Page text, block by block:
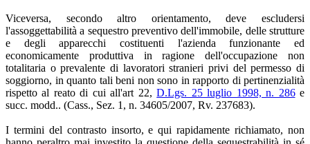
Viceversa, secondo altro orientamento, deve escludersi
l'assoggettabilità a sequestro preventivo dell'immobile, delle strutture
e degli apparecchi costituenti l'azienda funzionante ed
economicamente produttiva in ragione dell'occupazione non
totalitaria o prevalente di lavoratori stranieri privi del permesso di
soggiorno, in quanto tali beni non sono in rapporto di pertinenzialità
rispetto al reato di cui all'art 22,D.Lgs. 25 luglio 1998, n. 286e
succ. modd.. (Cass., Sez. 1, n. 34605/2007, Rv. 237683).
I termini del contrasto insorto, e qui rapidamente richiamato, non